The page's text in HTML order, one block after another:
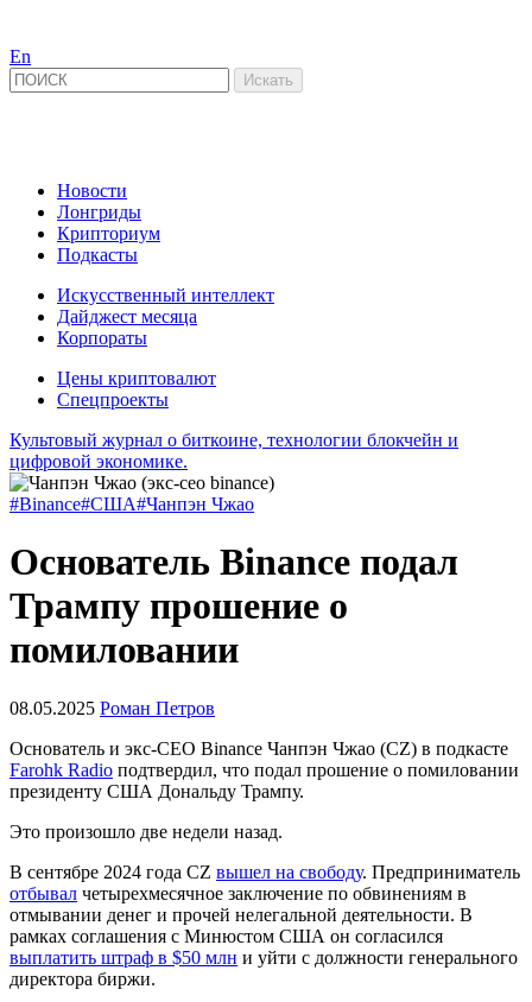
En
Новости
Лонгриды
Крипториум
Подкасты
Искусственный интеллект
Дайджест месяца
Корпораты
Цены криптовалют
Спецпроекты
Культовый журнал о биткоине, технологии блокчейн и
цифровой экономике.
#Binance#США#Чанпэн Чжао
Основатель Binance подал
Трампу прошение о
помиловании
08.05.2025 Роман Петров
Основатель и экс-CEO Binance Чанпэн Чжао (CZ) в подкасте
Farohk Radio подтвердил, что подал прошение о помиловании
президенту США Дональду Трампу.
Это произошло две недели назад.
В сентябре 2024 года CZ вышел на свободу. Предприниматель
отбывал четырехмесячное заключение по обвинениям в
отмывании денег и прочей нелегальной деятельности. В
рамках соглашения с Минюстом США он согласился
выплатить штраф в $50 млн и уйти с должности генерального
директора биржи.